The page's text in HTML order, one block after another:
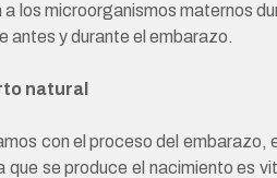
a los microorganismos maternos
antes y durante el embarazo.
natural
con el proceso del embarazo,
que se produce el nacimiento es